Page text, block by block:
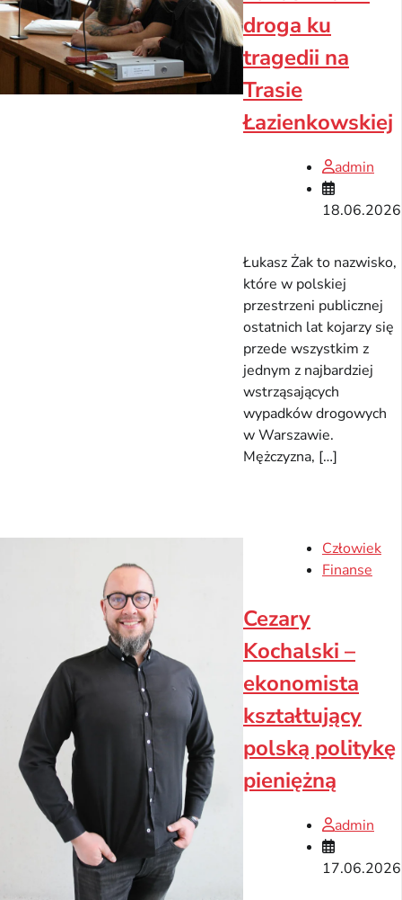
droga ku
tragedii na
Trasie
Łazienkowskiej
admin
18.06.2026
Łukasz Żak to nazwisko,
które w polskiej
przestrzeni publicznej
ostatnich lat kojarzy się
przede wszystkim z
jednym z najbardziej
wstrząsających
wypadków drogowych
w Warszawie.
Mężczyzna, […]
Człowiek
Finanse
Cezary
Kochalski –
ekonomista
kształtujący
polską politykę
pieniężną
admin
17.06.2026